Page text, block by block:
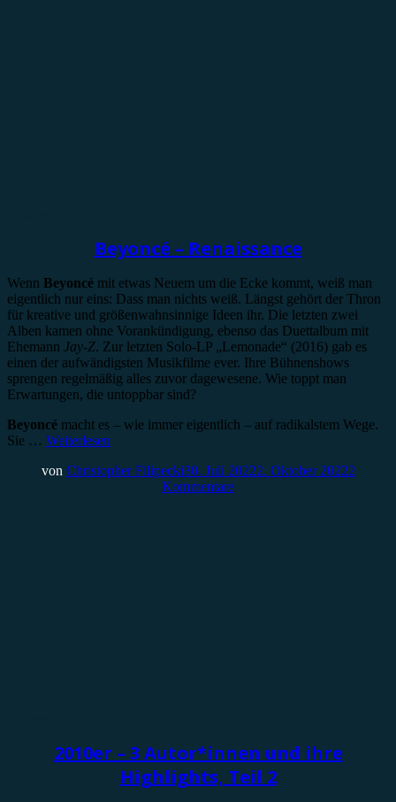
Beyoncé – Renaissance
Wenn Beyoncé mit etwas Neuem um die Ecke kommt, weiß man
eigentlich nur eins: Dass man nichts weiß. Längst gehört der Thron
für kreative und größenwahnsinnige Ideen ihr. Die letzten zwei
Alben kamen ohne Vorankündigung, ebenso das Duettalbum mit
Ehemann Jay-Z. Zur letzten Solo-LP „Lemonade“ (2016) gab es
einen der aufwändigsten Musikfilme ever. Ihre Bühnenshows
sprengen regelmäßig alles zuvor dagewesene. Wie toppt man
Erwartungen, die untoppbar sind?
Beyoncé macht es – wie immer eigentlich – auf radikalstem Wege.
Sie … Weiterlesen
von Christopher Filipecki30. Juli 20222. Oktober 20222
Kommentare
2010er – 3 Autor*innen und ihre
Highlights, Teil 2